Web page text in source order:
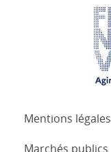
Mentions légales
Marchés publics